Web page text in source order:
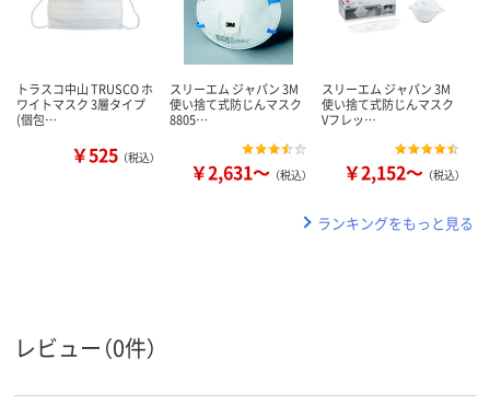
トラスコ中山 TRUSCO ホ
ワイトマスク 3層タイプ
(個包…
￥525 （税込）
スリーエム ジャパン 3M
使い捨て式防じんマスク
8805…
￥2,631～ （税込）
スリーエム ジャパン 3M
使い捨て式防じんマスク
Vフレッ…
￥2,152～ （税込）
ランキングをもっと見る
レビュー（0件）